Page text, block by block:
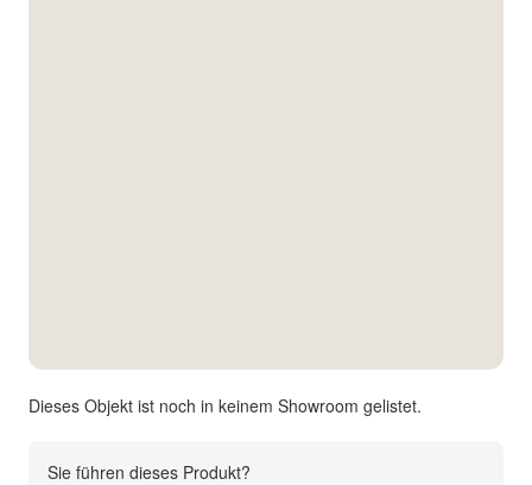
Deutsch
Dieses Objekt ist noch in keinem Showroom gelistet.
Sie führen dieses Produkt?